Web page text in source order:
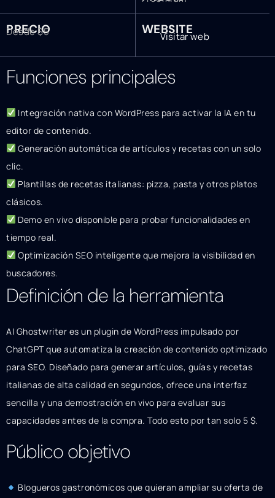
PRECIO
Desde $5 WEBSITE
Visitar web
Funciones principales
Integración nativa con WordPress para activar la IA en tu
editor de contenido.
Generación automática de artículos y recetas con un solo
clic.
Plantillas de recetas italianas: pizza, pasta y otros platos
clásicos.
Demo en vivo disponible para probar funcionalidades en
tiempo real.
Optimización SEO inteligente que mejora la visibilidad en
buscadores.
Definición de la herramienta
AI Ghostwriter es un plugin de WordPress impulsado por
ChatGPT que automatiza la creación de contenido optimizado
para SEO. Diseñado para generar artículos, guías y recetas
italianas de alta calidad en segundos, ofrece una interfaz
sencilla y una demostración en vivo para evaluar sus
capacidades antes de la compra. Todo esto por tan solo 5 $.
Público objetivo
Blogueros gastronómicos que quieran ampliar su oferta de